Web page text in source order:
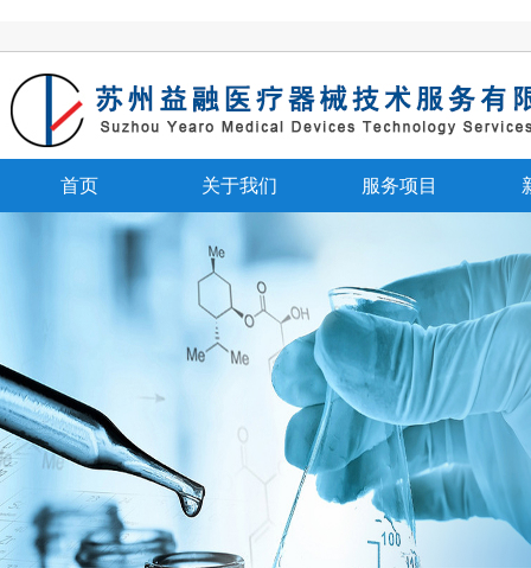
首页 关于我们 服务项目